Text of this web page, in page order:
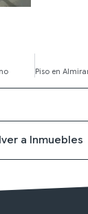
a Inmuebles